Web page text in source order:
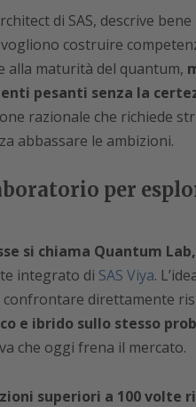
di SAS, descrive
costruire
maturità del quantum,
pesanti senza la
razionale che richiede
abbassare le ambizioni.
per
si chiama Quantum Lab,
integrato di SAS Viya.
confrontare direttamente
e ibrido sullo stesso
che oggi frena il mercato.
superiori a 100 volte